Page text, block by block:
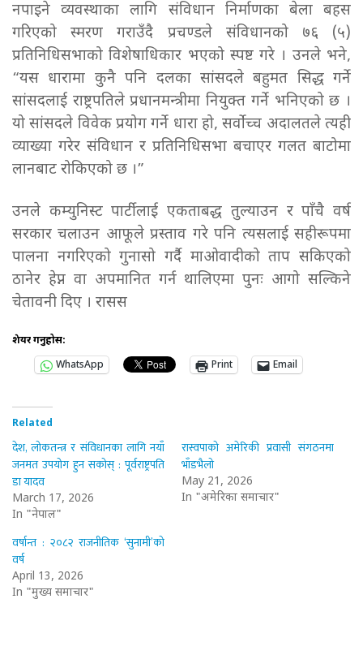
नपाइने व्यवस्थाका लागि संविधान निर्माणका बेला बहस
गरिएको स्मरण गराउँदै प्रचण्डले संविधानको ७६ (५)
प्रतिनिधिसभाको विशेषाधिकार भएको स्पष्ट गरे । उनले भने,
“यस धारामा कुनै पनि दलका सांसदले बहुमत सिद्ध गर्ने
सांसदलाई राष्ट्रपतिले प्रधानमन्त्रीमा नियुक्त गर्ने भनिएको छ ।
यो सांसदले विवेक प्रयोग गर्ने धारा हो, सर्वोच्च अदालतले त्यही
व्याख्या गरेर संविधान र प्रतिनिधिसभा बचाएर गलत बाटोमा
लानबाट रोकिएको छ ।”
उनले कम्युनिस्ट पार्टीलाई एकताबद्ध तुल्याउन र पाँचै वर्ष
सरकार चलाउन आफूले प्रस्ताव गरे पनि त्यसलाई सहीरूपमा
पालना नगरिएको गुनासो गर्दै माओवादीको ताप सकिएको
ठानेर हेप्न वा अपमानित गर्न थालिएमा पुनः आगो सल्किने
चेतावनी दिए । रासस
शेयर गर्नुहोस:
WhatsApp
Print Email
Related
देश, लोकतन्त्र र संविधानका लागि नयाँ
जनमत उपयोग हुन सकोस् : पूर्वराष्ट्रपति
डा यादव
March 17, 2026
In "नेपाल"
रास्वपाको अमेरिकी प्रवासी संगठनमा
भाँडभैलो
May 21, 2026
In "अमेरिका समाचार"
वर्षान्त : २०८२ राजनीतिक ‘सुनामी’को
वर्ष
April 13, 2026
In "मुख्य समाचार"